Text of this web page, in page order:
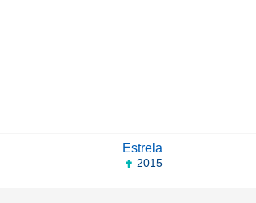
Estrela
2015